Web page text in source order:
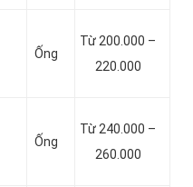
Ống
Từ 200.000 –
220.000
Ống
Từ 240.000 –
260.000